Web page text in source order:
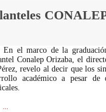
En el marco de la
Conalep Orizaba, el
revelo al decir que los
académico a pesar de